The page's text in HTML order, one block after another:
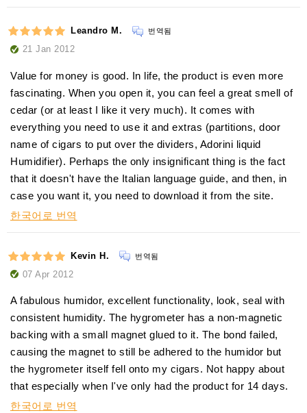
Leandro M. 번역됨
21 Jan 2012
Value for money is good. In life, the product is even more
fascinating. When you open it, you can feel a great smell of
cedar (or at least I like it very much). It comes with
everything you need to use it and extras (partitions, door
name of cigars to put over the dividers, Adorini liquid
Humidifier). Perhaps the only insignificant thing is the fact
that it doesn't have the Italian language guide, and then, in
case you want it, you need to download it from the site.
한국어로 번역
Kevin H. 번역됨
07 Apr 2012
A fabulous humidor, excellent functionality, look, seal with
consistent humidity. The hygrometer has a non-magnetic
backing with a small magnet glued to it. The bond failed,
causing the magnet to still be adhered to the humidor but
the hygrometer itself fell onto my cigars. Not happy about
that especially when I've only had the product for 14 days.
한국어로 번역